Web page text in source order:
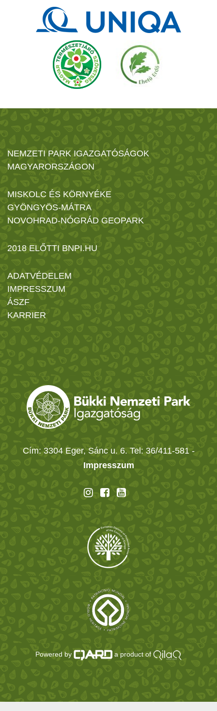
NEMZETI PARK IGAZGATÓSÁGOK
MAGYARORSZÁGON
MISKOLC ÉS KÖRNYÉKE
GYÖNGYÖS-MÁTRA
NOVOHRAD-NÓGRÁD GEOPARK
2018 ELŐTTI BNPI.HU
ADATVÉDELEM
IMPRESSZUM
ÁSZF
KARRIER
Cím: 3304 Eger, Sánc u. 6. Tel: 36/411-581 -
Impresszum
Powered by a product of